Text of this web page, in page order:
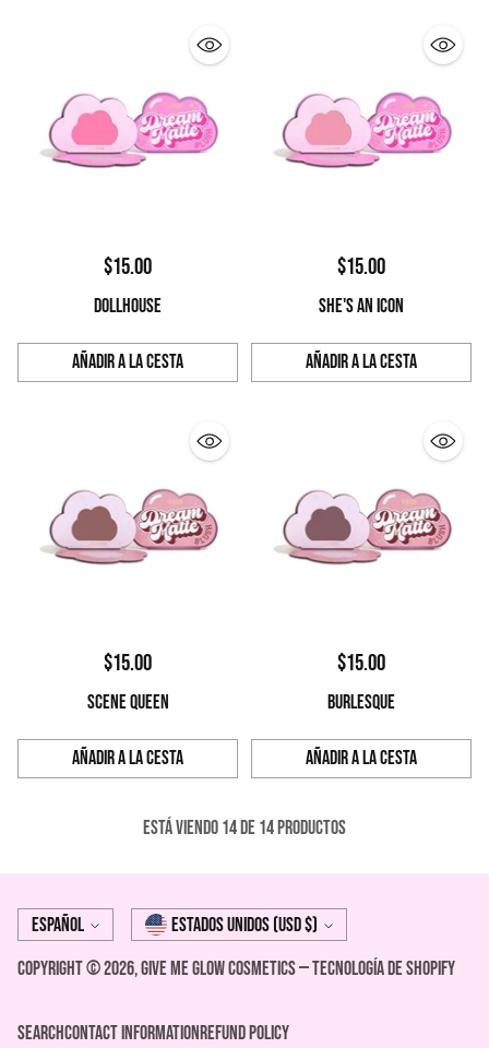
$15.00
DOLLHOUSE
Añadir a la cesta
Cantidad
$15.00
SHE'S AN ICON
Añadir a la cesta
Cantidad
$15.00
SCENE QUEEN
Añadir a la cesta
Cantidad
$15.00
BURLESQUE
Añadir a la cesta
Cantidad
Está viendo 14 de 14 productos
Idioma
Español moneda Estados Unidos (USD $)
Copyright © 2026,Give Me Glow Cosmetics—Tecnología de Shopify
SearchContact InformationREFUND POLICY